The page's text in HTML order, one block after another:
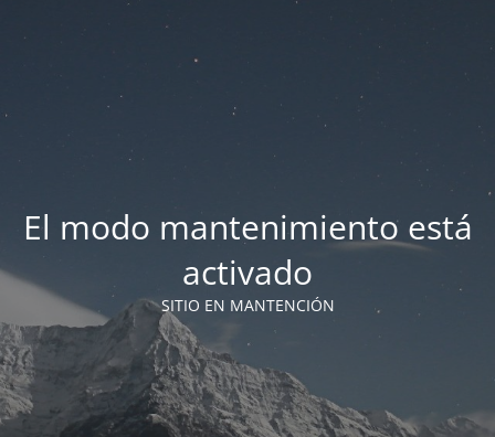
El modo mantenimiento está
activado
SITIO EN MANTENCIÓN